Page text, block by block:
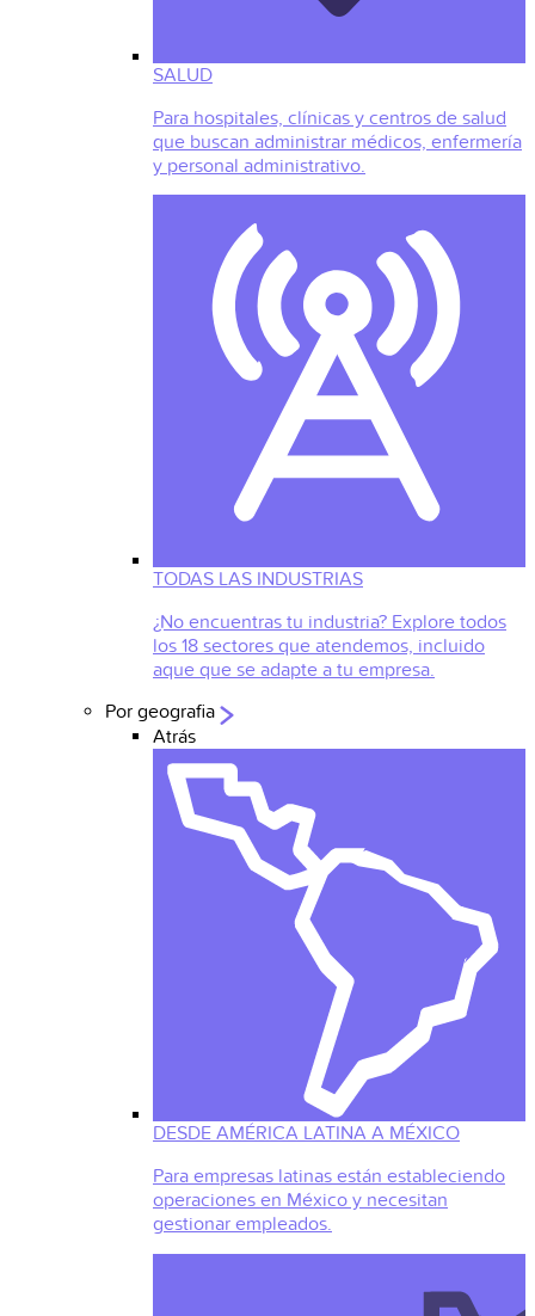
SALUD
Para hospitales, clínicas y centros de salud
que buscan administrar médicos, enfermería
y personal administrativo.
TODAS LAS INDUSTRIAS
¿No encuentras tu industria? Explore todos
los 18 sectores que atendemos, incluido
aque que se adapte a tu empresa.
Por geografia
Atrás
DESDE AMÉRICA LATINA A MÉXICO
Para empresas latinas están estableciendo
operaciones en México y necesitan
gestionar empleados.